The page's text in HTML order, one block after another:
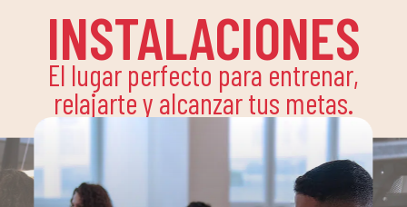
INSTALACIONES
El lugar perfecto para entrenar,
relajarte y alcanzar tus metas.